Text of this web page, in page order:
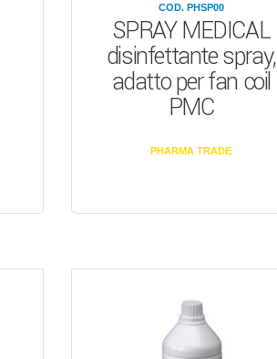
COD. PHSP00
SPRAY MEDICAL
disinfettante spray,
adatto per fan coil
PMC
PHARMA TRADE